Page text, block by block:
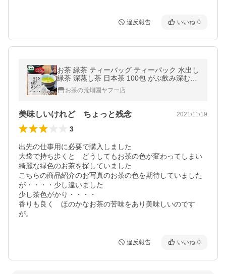
違反報告 いいね 0
お茶 緑茶 ティーバッグ ティーパック 水出し
緑茶 深蒸し茶 日本茶 100包 がぶ飲み深むし
ティーパック ポイント利用 ポイント消化 爆
買 お茶の荒畑園ヤフー店
美味しいけれど ちょっと残念 2021/11/19
3
出先の仕事用に必要で購入しました
大袋で持ち歩くと　どうしてもお茶の色が変わってしまい
綺麗な緑色のお茶を探していました
こちらの商品紹介のお写真のお茶の色を期待していました
が・・・・少し違いました
少し茶色がかり・・・・
香りも良く　ほのかなお茶の苦味をあり美味しいのです
が。
違反報告 いいね 0